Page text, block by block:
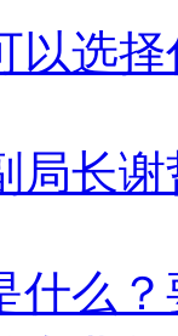
以选
局长
什么